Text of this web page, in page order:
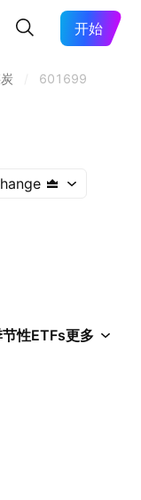
开始
601699
性ETFs更多